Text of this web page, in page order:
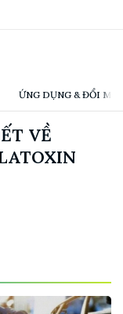
ỨNG DỤNG & ĐỔI
VỀ